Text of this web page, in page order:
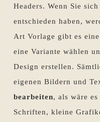
Headers. Wenn Sie
entschieden haben,
Art Vorlage gibt es
eine Variante wählen
Design erstellen.
eigenen Bildern und
bearbeiten, als wäre
Schriften, kleine